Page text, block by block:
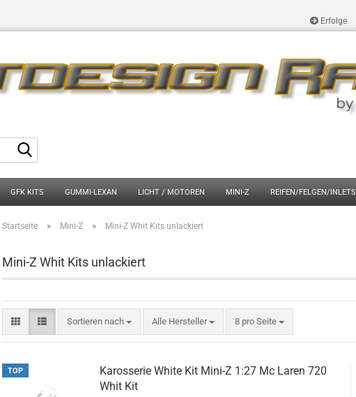
Erfolge
GFK KITS GUMMI-LEXAN LICHT / MOTOREN MINI-Z REIFEN/FELGEN/INLETS
Startseite » Mini-Z » Mini-Z Whit Kits unlackiert
Mini-Z Whit Kits unlackiert
Sortieren nach
Sortieren nach Alle Hersteller 8 pro Seite
pro Seite
TOP
Karosserie White Kit Mini-Z 1:27 Mc Laren 720
Whit Kit